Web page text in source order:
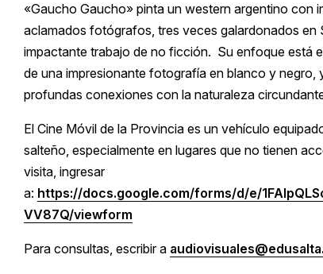
«Gaucho Gaucho» pinta un western argentino con
aclamados fotógrafos, tres veces galardonados
impactante trabajo de no ficción. Su enfoque está
de una impresionante fotografía en blanco y
profundas conexiones con la naturaleza
El Cine Móvil de la Provincia es un vehículo
salteño, especialmente en lugares que no tienen
visita, ingresar
a: https://docs.google.com/forms/d/e/
VV87Q/viewform
Para consultas, escribir a